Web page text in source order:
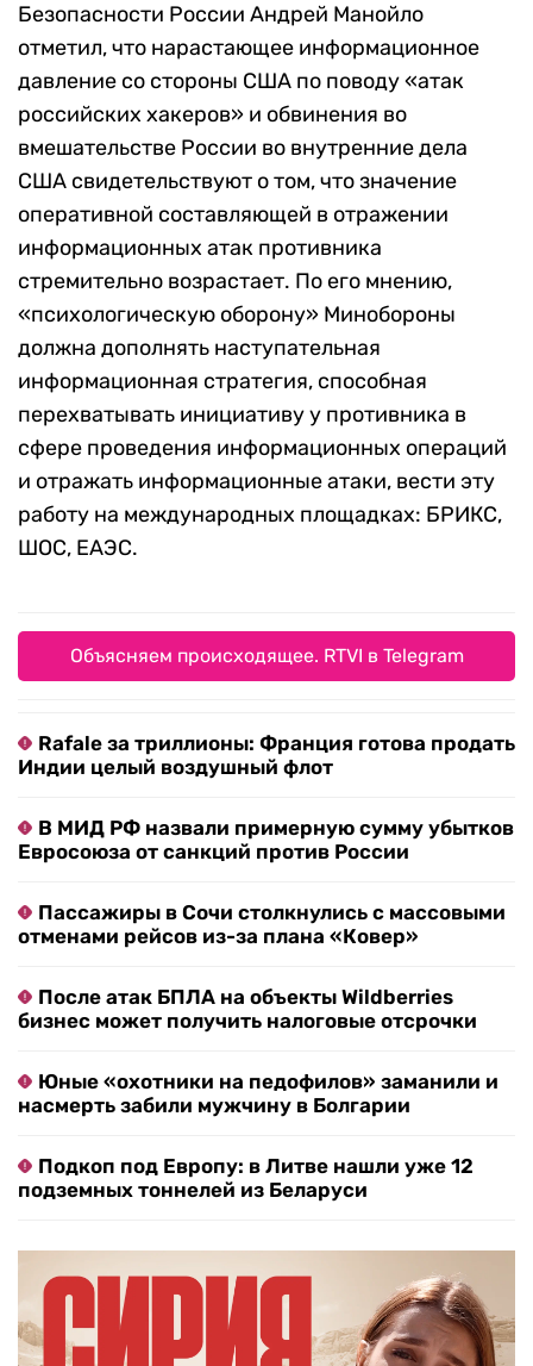
Безопасности России Андрей Манойло
отметил, что нарастающее информационное
давление со стороны США по поводу «атак
российских хакеров» и обвинения во
вмешательстве России во внутренние дела
США свидетельствуют о том, что значение
оперативной составляющей в отражении
информационных атак противника
стремительно возрастает. По его мнению,
«психологическую оборону» Минобороны
должна дополнять наступательная
информационная стратегия, способная
перехватывать инициативу у противника в
сфере проведения информационных операций
и отражать информационные атаки, вести эту
работу на международных площадках: БРИКС,
ШОС, ЕАЭС.
Объясняем происходящее. RTVI в Telegram
Rafale за триллионы: Франция готова продать
Индии целый воздушный флот
В МИД РФ назвали примерную сумму убытков
Евросоюза от санкций против России
Пассажиры в Сочи столкнулись с массовыми
отменами рейсов из-за плана «Ковер»
После атак БПЛА на объекты Wildberries
бизнес может получить налоговые отсрочки
Юные «охотники на педофилов» заманили и
насмерть забили мужчину в Болгарии
Подкоп под Европу: в Литве нашли уже 12
подземных тоннелей из Беларуси